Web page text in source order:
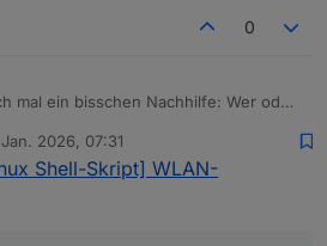
0
mal ein bisschen Nachhilfe: Wer oder
dass ich vor Monaten mal an den
deren Historisierung rumgespielt
2026, 07:31
Shell-Skript] WLAN-